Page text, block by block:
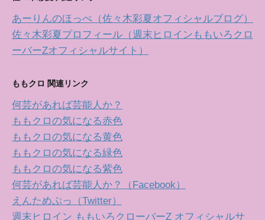
あーりんのほっぺ（佐々木彩夏オフィシャルブログ）
佐々木彩夏プロフィール（週末ヒロインももいろクロ
ーバーZオフィシャルサイト）
ももクロ 関連リンク
何芸があれば芸能人か？
ももクロの気になる赤色
ももクロの気になる黄色
ももクロの気になる緑色
ももクロの気になる紫色
何芸があれば芸能人か？（Facebook）
えんためぷっ（Twitter）
週末ヒロイン ももいろクローバーZ オフィシャルサ